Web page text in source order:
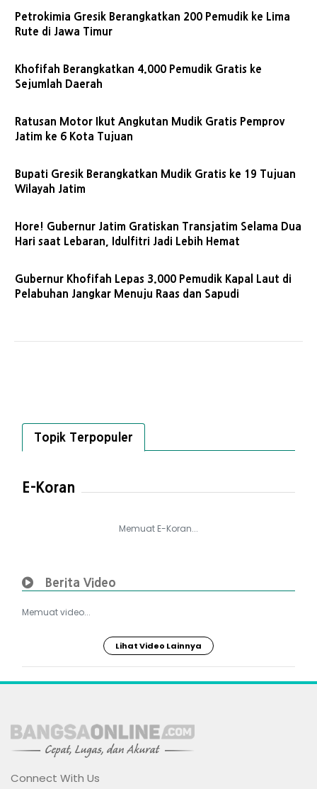
Petrokimia Gresik Berangkatkan 200 Pemudik ke Lima
Rute di Jawa Timur
Khofifah Berangkatkan 4.000 Pemudik Gratis ke
Sejumlah Daerah
Ratusan Motor Ikut Angkutan Mudik Gratis Pemprov
Jatim ke 6 Kota Tujuan
Bupati Gresik Berangkatkan Mudik Gratis ke 19 Tujuan
Wilayah Jatim
Hore! Gubernur Jatim Gratiskan Transjatim Selama Dua
Hari saat Lebaran, Idulfitri Jadi Lebih Hemat
Gubernur Khofifah Lepas 3.000 Pemudik Kapal Laut di
Pelabuhan Jangkar Menuju Raas dan Sapudi
Topik Terpopuler
E-Koran
Memuat E-Koran...
Berita Video
Memuat video...
Lihat Video Lainnya
Connect With Us